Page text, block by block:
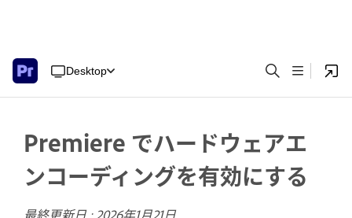
Desktop
Premiere でハードウェアエ
ンコーディングを有効にする
最終更新日 :2026年1月21日